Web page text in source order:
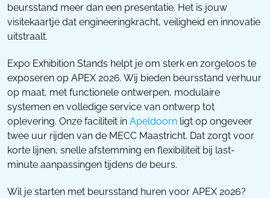
beursstand meer dan een presentatie. Het is jouw
visitekaartje dat engineeringkracht, veiligheid en innovatie
uitstraalt.
Expo Exhibition Stands helpt je om sterk en zorgeloos te
exposeren op APEX 2026. Wij bieden beursstand verhuur
op maat, met functionele ontwerpen, modulaire
systemen en volledige service van ontwerp tot
oplevering. Onze faciliteit in Apeldoorn ligt op ongeveer
twee uur rijden van de MECC Maastricht. Dat zorgt voor
korte lijnen, snelle afstemming en flexibiliteit bij last-
minute aanpassingen tijdens de beurs.
Wil je starten met beursstand huren voor APEX 2026?